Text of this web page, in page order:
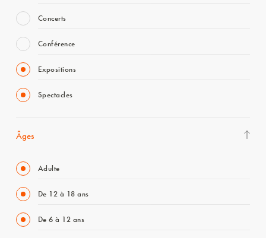
Concerts
Conférence
Expositions
Spectacles
Âges
Adulte
De 12 à 18 ans
De 6 à 12 ans